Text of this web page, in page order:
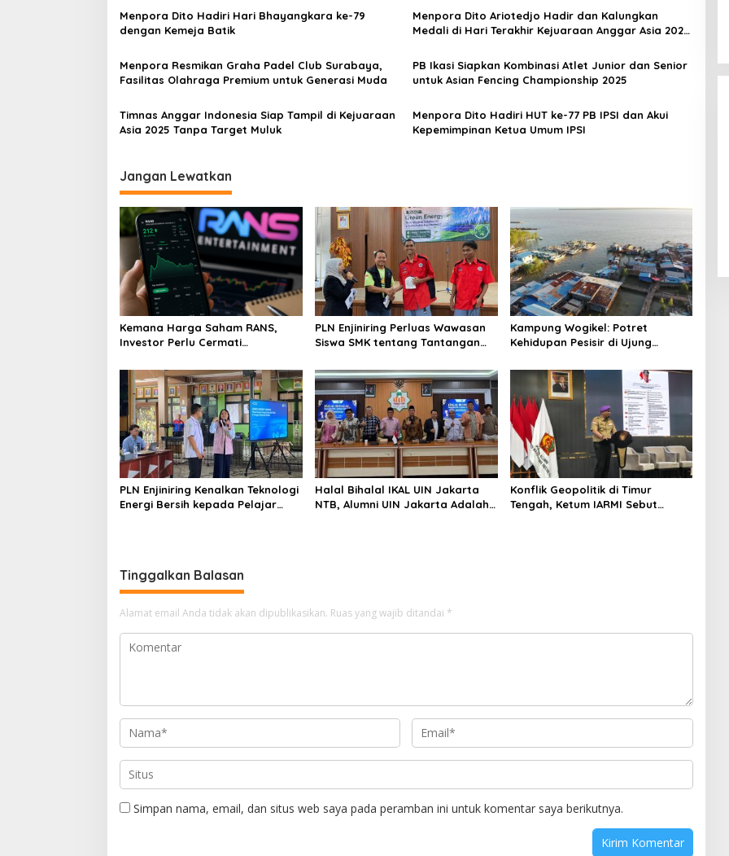
Menpora Dito Hadiri Hari Bhayangkara ke-79
dengan Kemeja Batik
Menpora Dito Ariotedjo Hadir dan Kalungkan
Medali di Hari Terakhir Kejuaraan Anggar Asia 2025
Menpora Resmikan Graha Padel Club Surabaya,
Fasilitas Olahraga Premium untuk Generasi Muda
PB Ikasi Siapkan Kombinasi Atlet Junior dan Senior
untuk Asian Fencing Championship 2025
Timnas Anggar Indonesia Siap Tampil di Kejuaraan
Asia 2025 Tanpa Target Muluk
Menpora Dito Hadiri HUT ke-77 PB IPSI dan Akui
Kepemimpinan Ketua Umum IPSI
Jangan Lewatkan
Kemana Harga Saham RANS,
Investor Perlu Cermati
Spekulasi Berlebihan
PLN Enjiniring Perluas Wawasan
Siswa SMK tentang Tantangan
Kampung Wogikel: Potret
Kehidupan Pesisir di Ujung
Tengah Keterbatasan
PLN Enjiniring Kenalkan Teknologi
Energi Bersih kepada Pelajar
Halal Bihalal IKAL UIN Jakarta
NTB, Alumni UIN Jakarta Adalah
Konflik Geopolitik di Timur
Tengah, Ketum IARMI Sebut
Tinggalkan Balasan
Alamat email Anda tidak akan dipublikasikan. Ruas yang wajib ditandai *
Simpan nama, email, dan situs web saya pada peramban ini untuk komentar saya berikutnya.